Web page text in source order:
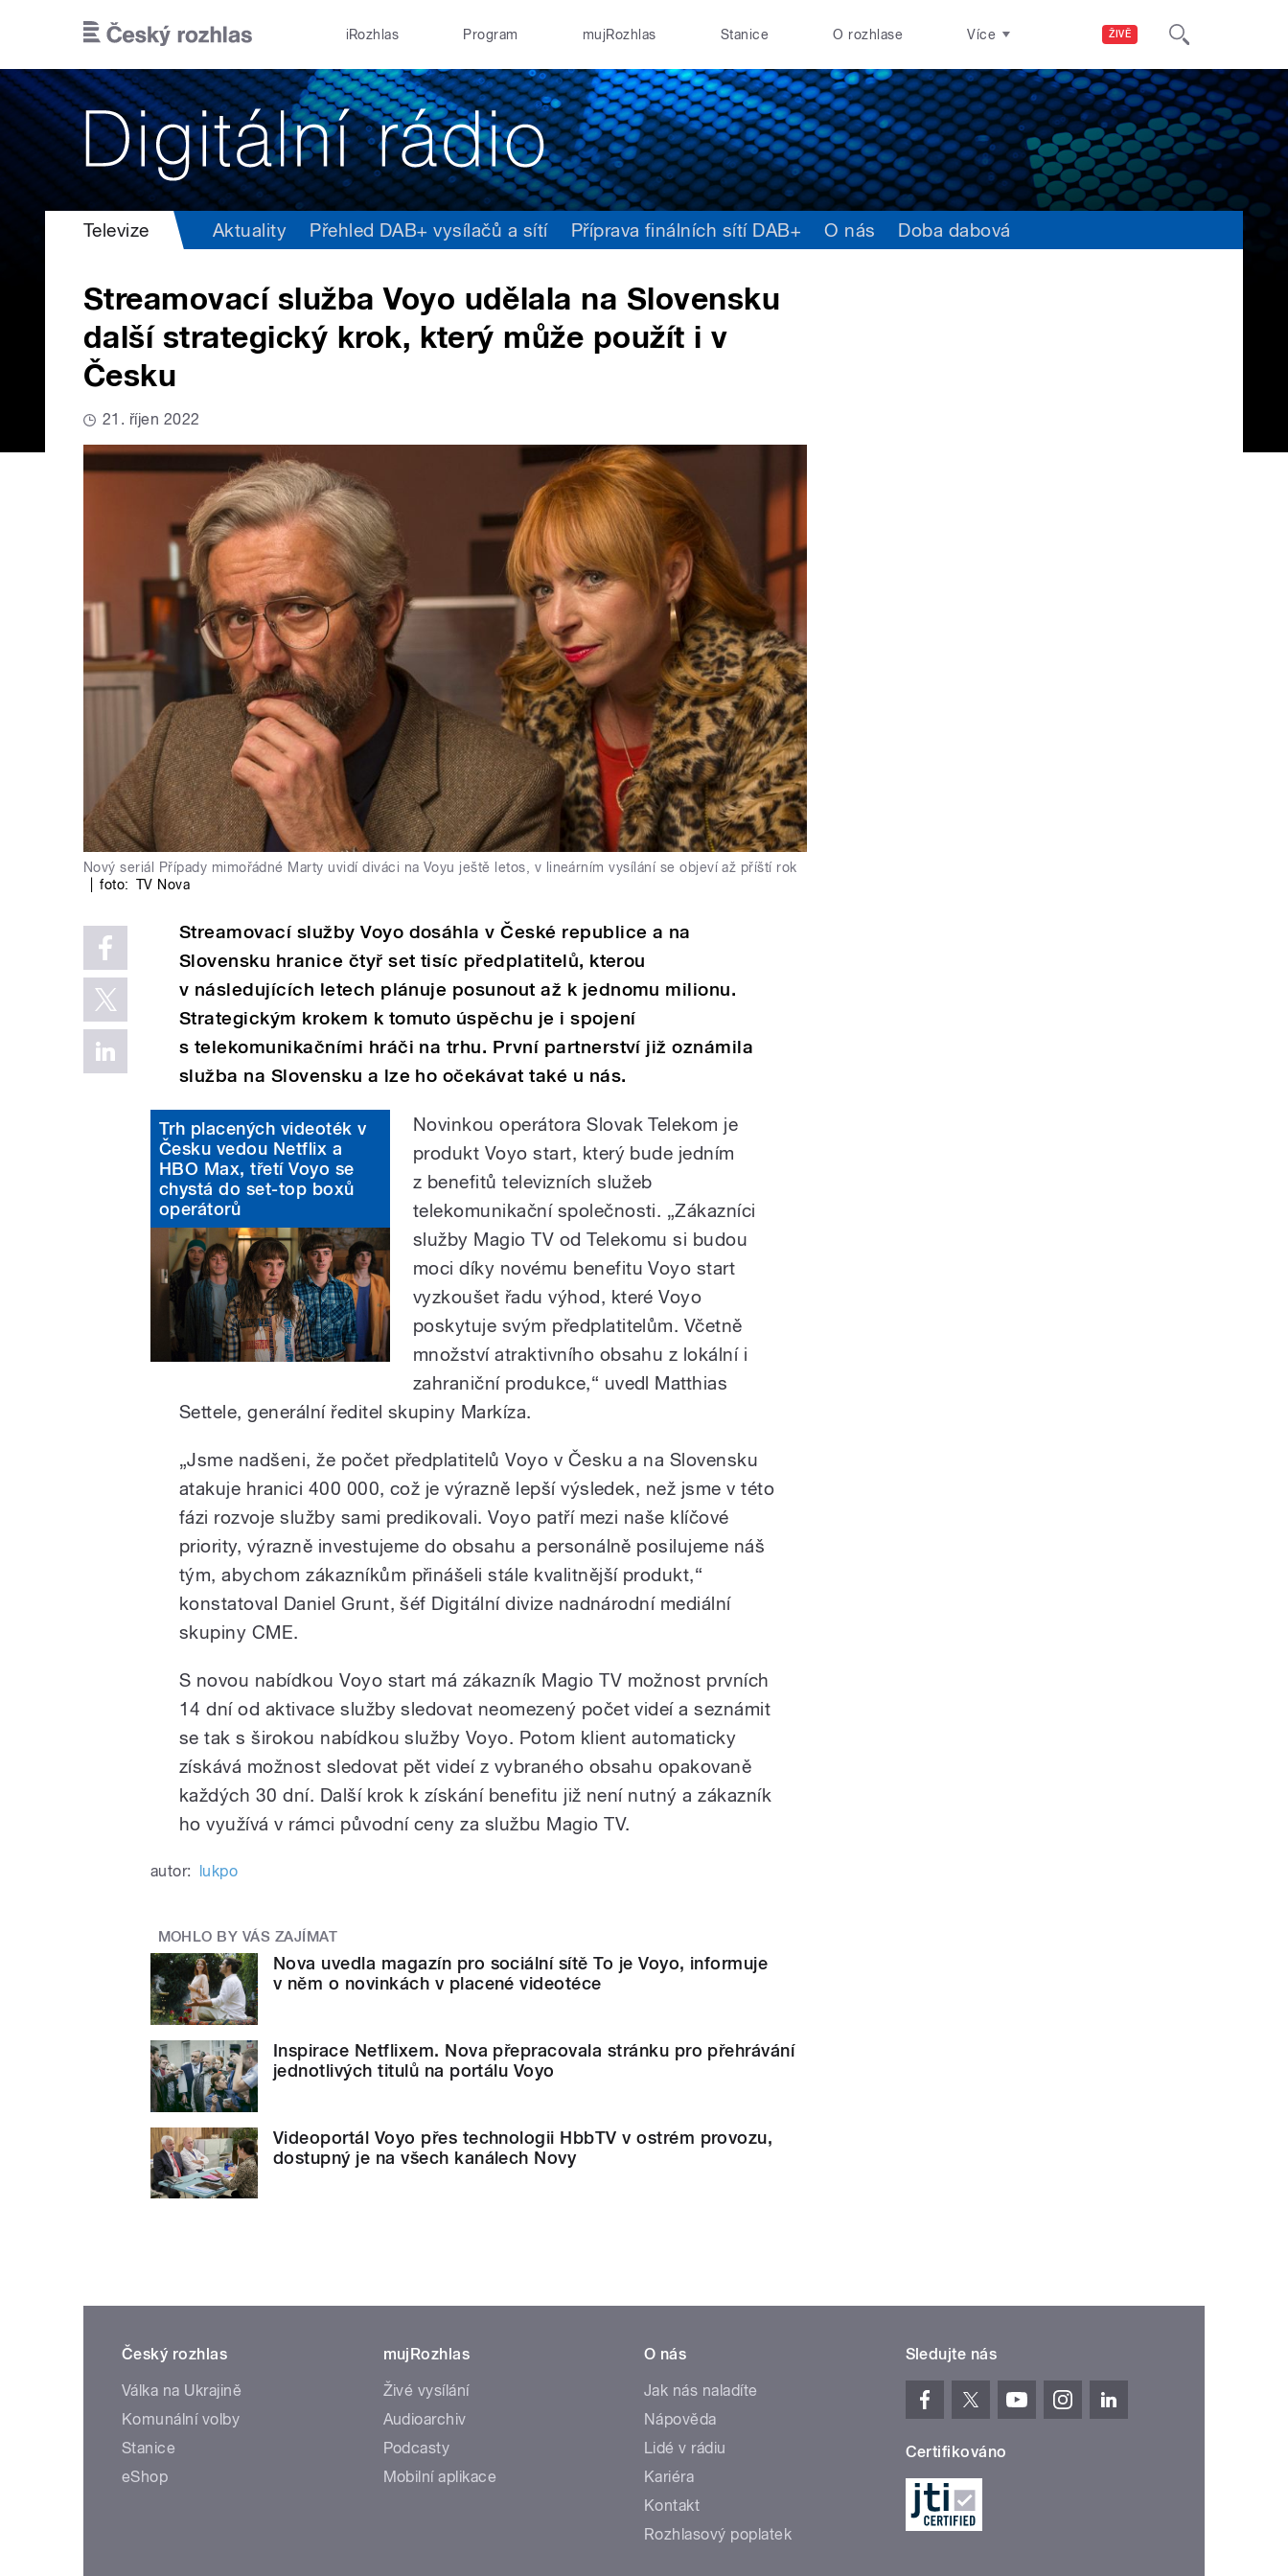
ŽIVĚ
iRozhlas Program mujRozhlas Stanice O rozhlase Více
Televize Aktuality Přehled DAB+ vysílačů a sítí Příprava finálních sítí DAB+ O nás Doba dabová
Streamovací služba Voyo udělala na Slovensku
další strategický krok, který může použít i v
Česku
21. říjen 2022
Nový seriál Případy mimořádné Marty uvidí diváci na Voyu ještě letos, v lineárním vysílání se objeví až příští rok
foto: TV Nova
Streamovací služby Voyo dosáhla v České republice a na
Slovensku hranice čtyř set tisíc předplatitelů, kterou
v následujících letech plánuje posunout až k jednomu milionu.
Strategickým krokem k tomuto úspěchu je i spojení
s telekomunikačními hráči na trhu. První partnerství již oznámila
služba na Slovensku a lze ho očekávat také u nás.
Trh placených videoték v
Česku vedou Netflix a
HBO Max, třetí Voyo se
chystá do set-top boxů
operátorů
Novinkou operátora Slovak Telekom je
produkt Voyo start, který bude jedním
z benefitů televizních služeb
telekomunikační společnosti. „Zákazníci
služby Magio TV od Telekomu si budou
moci díky novému benefitu Voyo start
vyzkoušet řadu výhod, které Voyo
poskytuje svým předplatitelům. Včetně
množství atraktivního obsahu z lokální i
zahraniční produkce,“ uvedl Matthias
Settele, generální ředitel skupiny Markíza.
„Jsme nadšeni, že počet předplatitelů Voyo v Česku a na Slovensku
atakuje hranici 400 000, což je výrazně lepší výsledek, než jsme v této
fázi rozvoje služby sami predikovali. Voyo patří mezi naše klíčové
priority, výrazně investujeme do obsahu a personálně posilujeme náš
tým, abychom zákazníkům přinášeli stále kvalitnější produkt,“
konstatoval Daniel Grunt, šéf Digitální divize nadnárodní mediální
skupiny CME.
S novou nabídkou Voyo start má zákazník Magio TV možnost prvních
14 dní od aktivace služby sledovat neomezený počet videí a seznámit
se tak s širokou nabídkou služby Voyo. Potom klient automaticky
získává možnost sledovat pět videí z vybraného obsahu opakovaně
každých 30 dní. Další krok k získání benefitu již není nutný a zákazník
ho využívá v rámci původní ceny za službu Magio TV.
autor: lukpo
MOHLO BY VÁS ZAJÍMAT
Nova uvedla magazín pro sociální sítě To je Voyo, informuje
v něm o novinkách v placené videotéce
Inspirace Netflixem. Nova přepracovala stránku pro přehrávání
jednotlivých titulů na portálu Voyo
Videoportál Voyo přes technologii HbbTV v ostrém provozu,
dostupný je na všech kanálech Novy
Český rozhlas
Válka na Ukrajině
Komunální volby
Stanice
eShop
mujRozhlas
Živé vysílání
Audioarchiv
Podcasty
Mobilní aplikace
O nás
Jak nás naladíte
Nápověda
Lidé v rádiu
Kariéra
Kontakt
Rozhlasový poplatek
Sledujte nás
Certifikováno